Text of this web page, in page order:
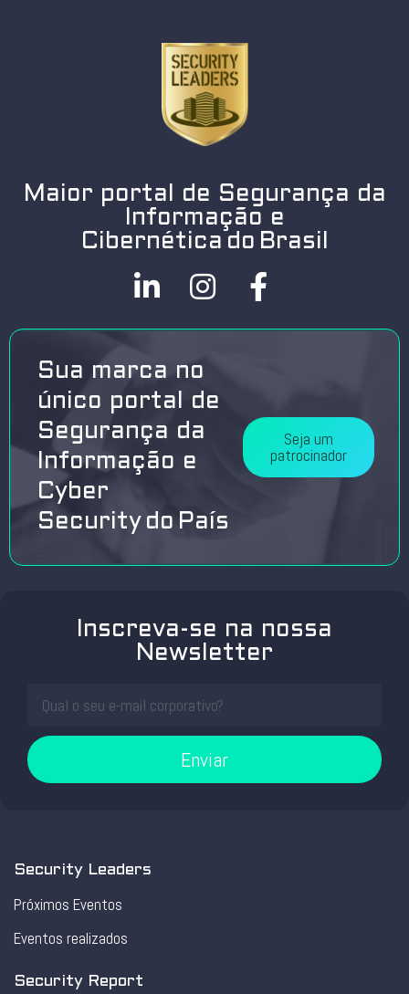
Maior portal de Segurança da
Informação e
Cibernética do Brasil
Sua marca no
único portal de
Segurança da
Informação e
Cyber
Security do País
Seja um
patrocinador
Inscreva-se na nossa
Newsletter
Enviar
Security Leaders
Próximos Eventos
Eventos realizados
Security Report